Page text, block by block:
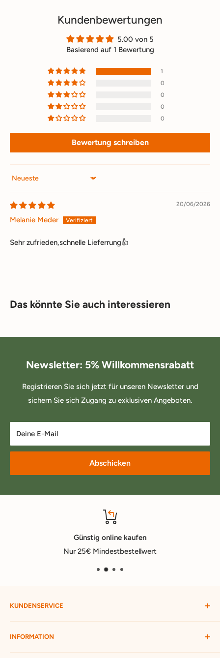
Kundenbewertungen
5.00 von 5
Basierend auf 1 Bewertung
1
0
0
0
0
Bewertung schreiben
Sort by
20/06/2026
Melanie Meder
Sehr zufrieden,schnelle Lieferrung👍
Das könnte Sie auch interessieren
Newsletter: 5% Willkommensrabatt
Registrieren Sie sich jetzt für unseren Newsletter und
sichern Sie sich Zugang zu exklusiven Angeboten.
Deine E-Mail
Abschicken
Günstig online kaufen
Nur 25€ Mindestbestellwert
KUNDENSERVICE
Mein Konto
Widerruf starten
Bestellung verfolgen
INFORMATION
Versandbedingungen